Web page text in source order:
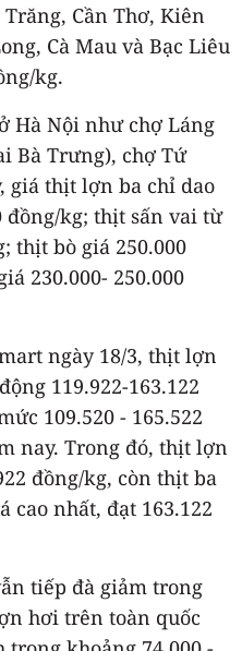
Cần Thơ, Kiên
Cà Mau và Bạc Liêu
kg.
Hà Nội như chợ Láng
Bà Trưng), chợ Tứ
giá thịt lợn ba chỉ dao
đồng/kg; thịt sấn vai từ
thịt bò giá 250.000
230.000- 250.000
ngày 18/3, thịt lợn
119.922-163.122
109.520 - 165.522
nay. Trong đó, thịt lợn
đồng/kg, còn thịt ba
cao nhất, đạt 163.122
tiếp đà giảm trong
hơi trên toàn quốc